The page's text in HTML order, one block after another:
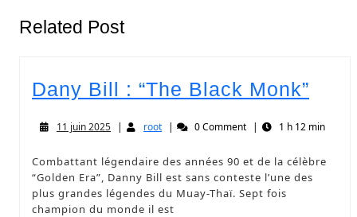
Related Post
Dany Bill : “The Black Monk”
11 juin 2025 | root | 0 Comment | 1 h 12 min
Combattant légendaire des années 90 et de la célèbre
“Golden Era”, Danny Bill est sans conteste l’une des
plus grandes légendes du Muay-Thaï. Sept fois
champion du monde il est